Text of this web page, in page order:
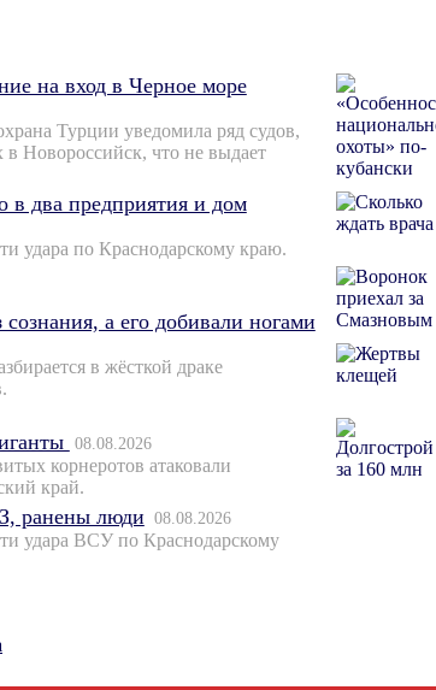
на вход в Черное море
Турции уведомила ряд судов,
Новороссийск, что не выдает
в два предприятия и дом
удара по Краснодарскому краю.
а его добивали ногами
в жёсткой драке
08.08.2026
корнеротов атаковали
край.
ранены люди 08.08.2026
удара ВСУ по Краснодарскому